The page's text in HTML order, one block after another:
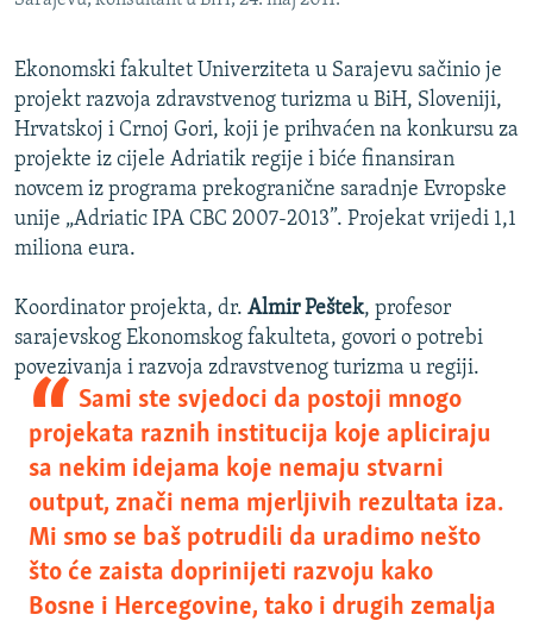
POST SCRIPTUM
MOJA EVROPA
TRI DECENIJE OD RATA U BIH
SVE KARTE DEJTONA
NASTANAK I RASPAD JUGOSLAVIJE
Ekonomski fakultet Univerziteta u Sarajevu sačinio je
projekt razvoja zdravstvenog turizma u BiH, Sloveniji,
Hrvatskoj i Crnoj Gori, koji je prihvaćen na konkursu za
projekte iz cijele Adriatik regije i biće finansiran
novcem iz programa prekogranične saradnje Evropske
unije „Adriatic IPA CBC 2007-2013”. Projekat vrijedi 1,1
miliona eura.
Koordinator projekta, dr. Almir Peštek, profesor
sarajevskog Ekonomskog fakulteta, govori o potrebi
povezivanja i razvoja zdravstvenog turizma u regiji.
Sami ste svjedoci da postoji mnogo
projekata raznih institucija koje apliciraju
sa nekim idejama koje nemaju stvarni
output, znači nema mjerljivih rezultata iza.
Mi smo se baš potrudili da uradimo nešto
što će zaista doprinijeti razvoju kako
Bosne i Hercegovine, tako i drugih zemalja